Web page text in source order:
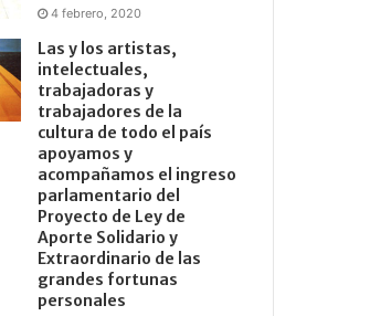
4 febrero, 2020
Las y los artistas,
intelectuales,
trabajadoras y
trabajadores de la
cultura de todo el país
apoyamos y
acompañamos el ingreso
parlamentario del
Proyecto de Ley de
Aporte Solidario y
Extraordinario de las
grandes fortunas
personales